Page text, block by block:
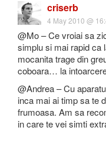
criserb
4 May 2010 @
@Mo – Ce vroiai sa
simplu si mai rapid ca
mocanita trage din
coboara… la
@Andrea – Cu
inca mai ai timp sa te
frumoasa. Am sa
in care te vei simti